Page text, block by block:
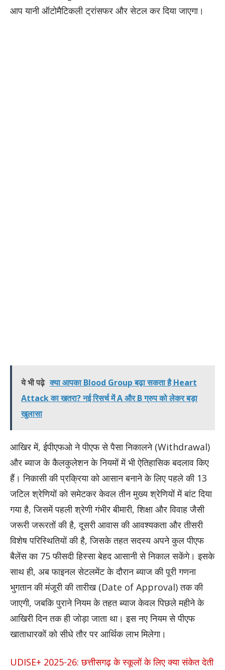
आप यानी ऑटोमैटिकली ट्रांसफर और सेटल कर दिया जाएगा।
ये भी पढ़े क्या आपका Blood Group बढ़ा सकता है Heart
Attack का खतरा? नई रिसर्च में A और B ग्रुप को लेकर बड़ा
खुलासा
आखिर में, ईपीएफओ ने पीएफ से पैसा निकालने (Withdrawal)
और ब्याज के कैलकुलेशन के नियमों में भी ऐतिहासिक बदलाव किए
हैं। निकासी की प्रक्रिया को आसान बनाने के लिए पहले की 13
जटिल श्रेणियों को समेटकर केवल तीन मुख्य श्रेणियों में बांट दिया
गया है, जिसमें पहली श्रेणी गंभीर बीमारी, शिक्षा और विवाह जैसी
जरूरी जरूरतों की है, दूसरी आवास की आवश्यकता और तीसरी
विशेष परिस्थितियों की है, जिसके तहत सदस्य अपने कुल पीएफ
बैलेंस का 75 फीसदी हिस्सा बेहद आसानी से निकाल सकेंगे। इसके
साथ ही, अब फाइनल सेटलमेंट के दौरान ब्याज की पूरी गणना
भुगतान की मंजूरी की तारीख (Date of Approval) तक की
जाएगी, जबकि पुराने नियम के तहत ब्याज केवल पिछले महीने के
आखिरी दिन तक ही जोड़ा जाता था। इस नए नियम से पीएफ
खाताधारकों को सीधे तौर पर आर्थिक लाभ मिलेगा।
UDISE+ 2025-26: छत्तीसगढ़ के स्कूलों के लिए क्या संकेत देती